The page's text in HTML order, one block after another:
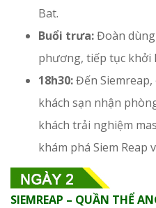
Bat.
Buổi trưa:Đoàn
phương, tiếp tục khởi
18h30:Đến Siemreap,
khách sạn nhận
khách trải nghiệm
khám phá Siem Reap
SIEMREAP – QUẦN THỂ